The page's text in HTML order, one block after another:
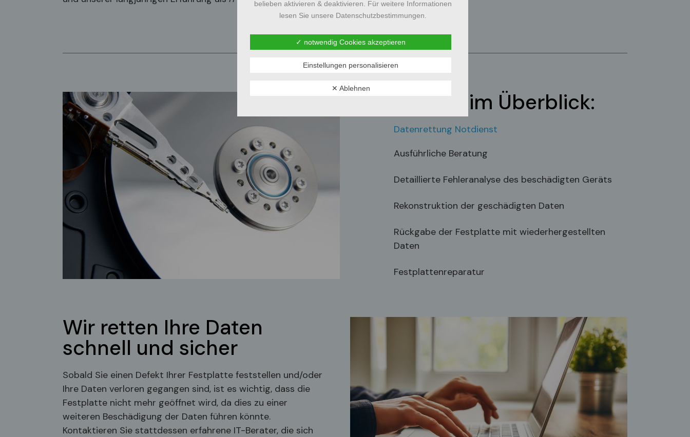
IT-Service im Überblick:
Datenrettung Notdienst
Ausführliche Beratung
Detaillierte Fehleranalyse des beschädigten Geräts
Rekonstruktion der geschädigten Daten
Rückgabe der Festplatte mit wiederhergestellten
Daten
Festplattenreparatur
Wir retten Ihre Daten
schnell und sicher
Sobald Sie einen Defekt Ihrer Festplatte feststellen und/oder
Ihre Daten verloren gegangen sind, ist es wichtig, dass die
Festplatte nicht mehr geöffnet wird, da dies zu einer
weiteren Beschädigung der Daten führen könnte.
Kontaktieren Sie stattdessen erfahrene IT-Berater, die sich
belieben aktivieren & deaktivieren. Für weitere Informationen
lesen Sie unsere Datenschutzbestimmungen.
✓ notwendig Cookies akzeptieren
Einstellungen personalisieren
✕ Ablehnen